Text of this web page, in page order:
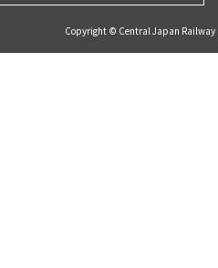
Copyright © Central Japan Railway